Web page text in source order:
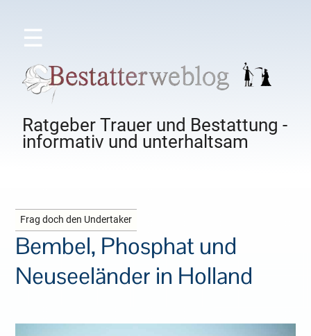
☰
Ratgeber Trauer und Bestattung -
informativ und unterhaltsam
Frag doch den Undertaker
Bembel, Phosphat und
Neuseeländer in Holland